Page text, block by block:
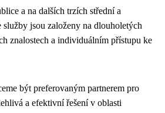
a na dalších trzích střední a
jsou založeny na dlouholetých
znalostech a individuálním přístupu ke
být preferovaným partnerem pro
a efektivní řešení v oblasti